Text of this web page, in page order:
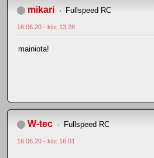
mikari Fullspeed RC
16.06.20 - klo: 13.28
mainiota!
W-tec Fullspeed RC
16.06.20 - klo: 16.01